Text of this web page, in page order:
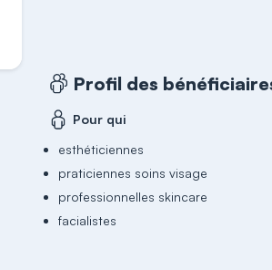
Profil des
Pour qui
esthéticiennes
praticiennes soins visage
professionnelles skincare
facialistes